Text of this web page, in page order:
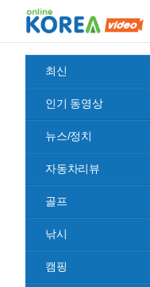
최신
인기 동영상
뉴스/정치
자동차리뷰
골프
낚시
캠핑